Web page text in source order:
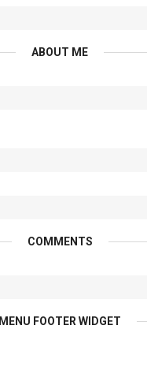
ABOUT ME
COMMENTS
MENU FOOTER WIDGET